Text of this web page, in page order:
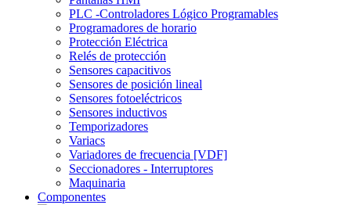
PLC -Controladores Lógico Programables
Programadores de horario
Protección Eléctrica
Relés de protección
Sensores capacitivos
Sensores de posición lineal
Sensores fotoeléctricos
Sensores inductivos
Temporizadores
Variacs
Variadores de frecuencia [VDF]
Seccionadores - Interruptores
Maquinaria
Componentes